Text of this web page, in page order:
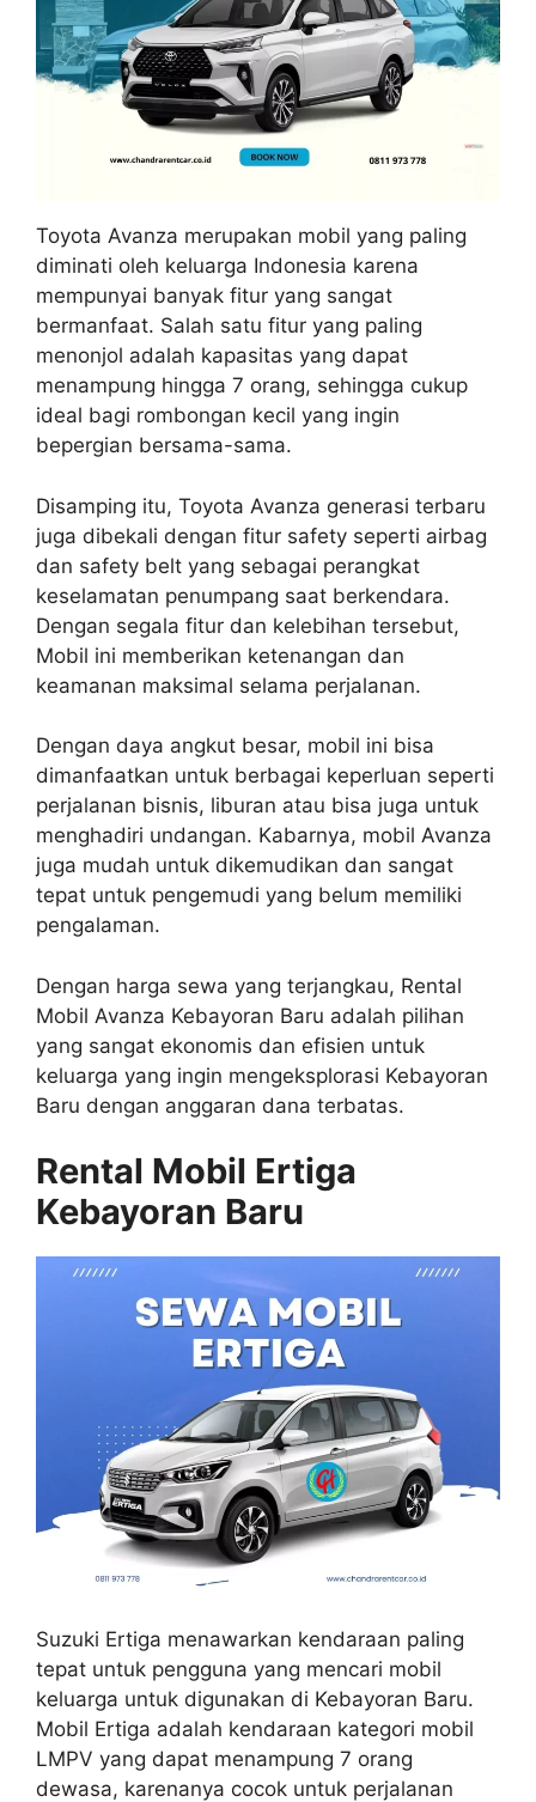
Toyota Avanza merupakan mobil yang paling
diminati oleh keluarga Indonesia karena
mempunyai banyak fitur yang sangat
bermanfaat. Salah satu fitur yang paling
menonjol adalah kapasitas yang dapat
menampung hingga 7 orang, sehingga cukup
ideal bagi rombongan kecil yang ingin
bepergian bersama-sama.
Disamping itu, Toyota Avanza generasi terbaru
juga dibekali dengan fitur safety seperti airbag
dan safety belt yang sebagai perangkat
keselamatan penumpang saat berkendara.
Dengan segala fitur dan kelebihan tersebut,
Mobil ini memberikan ketenangan dan
keamanan maksimal selama perjalanan.
Dengan daya angkut besar, mobil ini bisa
dimanfaatkan untuk berbagai keperluan seperti
perjalanan bisnis, liburan atau bisa juga untuk
menghadiri undangan. Kabarnya, mobil Avanza
juga mudah untuk dikemudikan dan sangat
tepat untuk pengemudi yang belum memiliki
pengalaman.
Dengan harga sewa yang terjangkau, Rental
Mobil Avanza Kebayoran Baru adalah pilihan
yang sangat ekonomis dan efisien untuk
keluarga yang ingin mengeksplorasi Kebayoran
Baru dengan anggaran dana terbatas.
Rental Mobil Ertiga
Kebayoran Baru
Suzuki Ertiga menawarkan kendaraan paling
tepat untuk pengguna yang mencari mobil
keluarga untuk digunakan di Kebayoran Baru.
Mobil Ertiga adalah kendaraan kategori mobil
LMPV yang dapat menampung 7 orang
dewasa, karenanya cocok untuk perjalanan